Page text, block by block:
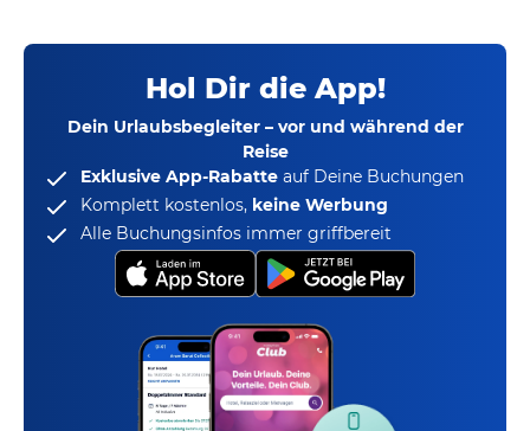
Hol Dir die App!
Dein Urlaubsbegleiter – vor und während der
Reise
Exklusive App-Rabatte auf Deine Buchungen
Komplett kostenlos, keine Werbung
Alle Buchungsinfos immer griffbereit